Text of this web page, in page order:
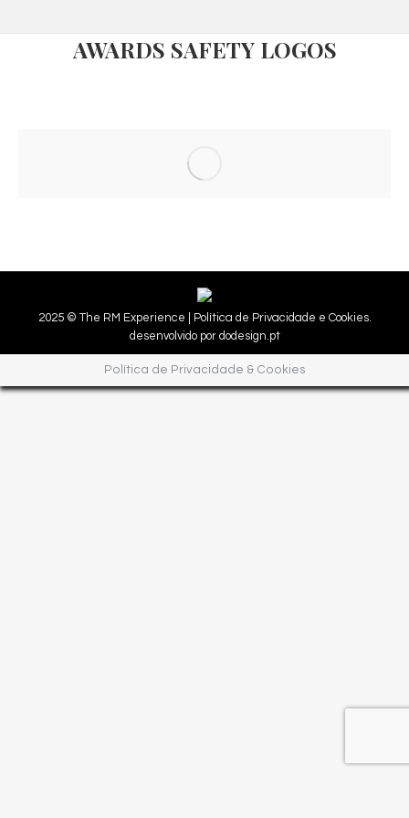
AWARDS SAFETY LOGOS
2025 © The RM Experience |
Política de Privacidade e Cookies.
desenvolvido por dodesign.pt
Política de Privacidade & Cookies